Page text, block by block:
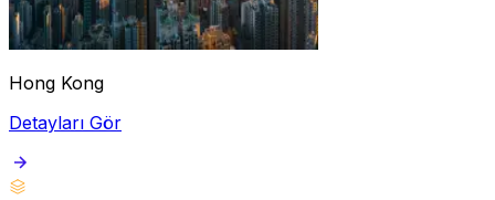
Hong Kong
Detayları Gör